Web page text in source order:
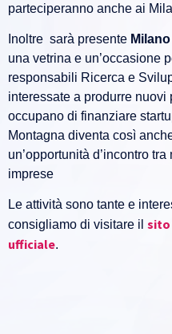
parteciperanno anche ai
Inoltre sarà presente
una vetrina e un’occasione
responsabili Ricerca e
interessate a produrre
occupano di finanziare
Montagna diventa così
un’opportunità d’incontro
imprese
Le attività sono tante e
consigliamo di visitare il sito
ufficiale.